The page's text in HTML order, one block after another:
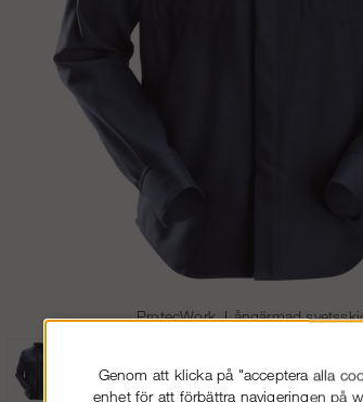
ProtecWork, Långärmad
Genom att klicka på "acceptera alla
enhet för att förbättra navigeringen på